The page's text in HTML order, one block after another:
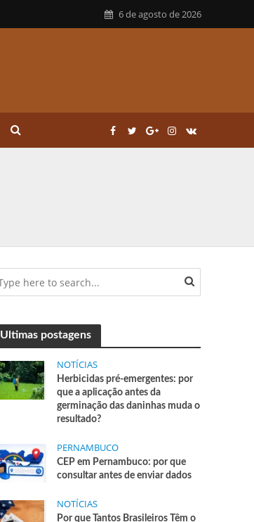
6 de agosto de 2026
Ultimas postagens
NOTÍCIAS
Herbicidas pré-emergentes: por
que a aplicação antes da
germinação das daninhas muda o
resultado?
PERNAMBUCO
CEP em Pernambuco: por que
consultar antes de enviar dados
NOTÍCIAS
Por que Tantos Brasileiros Têm o